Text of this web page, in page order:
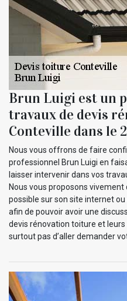
Brun Luigi est un
travaux de devis
Conteville dans le
Nous vous offrons de faire
professionnel Brun Luigi en
laisser intervenir dans vos
Nous vous proposons
possible sur son site internet
afin de pouvoir avoir une
devis rénovation toiture et leurs
surtout pas d’aller demander